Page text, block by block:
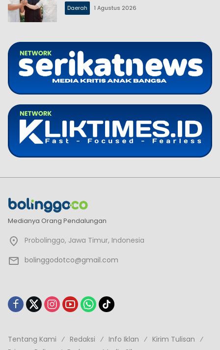
Daerah 1 Agustus 2026
Medianya Orang Pendalungan
Probolinggo, Jawa Timur, Indonesia
bolinggodotco@gmail.com
Tentang Kami Redaksi Info Iklan
Kirim Tulisan